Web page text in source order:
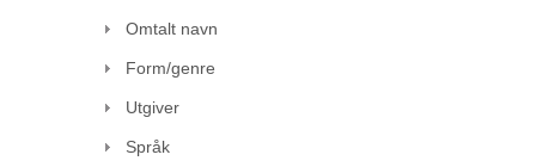
Omtalt navn
Form/genre
Utgiver
Språk